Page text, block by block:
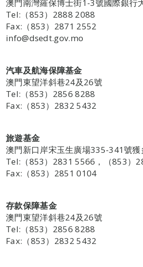
澳門南灣羅保博士街1-3號國際銀行
Tel:（853）2888 2088
Fax:（853）2871 2552
info@dsedt.gov.mo
汽車及航海保障基金
澳門東望洋斜巷24及26號
Tel:（853）2856 8288
Fax:（853）2832 5432
旅遊基金
澳門新口岸宋玉生廣場335-341號
Tel:（853）2831 5566，（853）
Fax:（853）2851 0104
存款保障基金
澳門東望洋斜巷24及26號
Tel:（853）2856 8288
Fax:（853）2832 5432